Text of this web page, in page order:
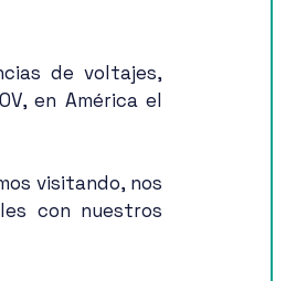
de voltajes,
en América el
visitando, nos
con nuestros